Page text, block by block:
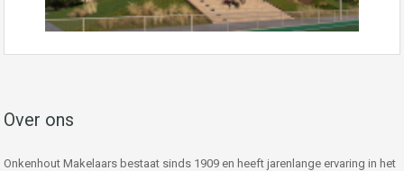
Over ons
Onkenhout Makelaars bestaat sinds 1909 en heeft jarenlange ervaring in het